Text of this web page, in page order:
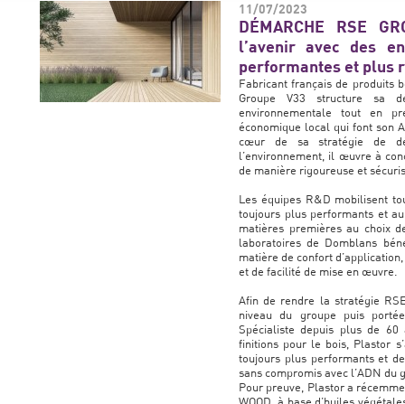
11/07/2023
DÉMARCHE RSE
l’avenir avec des
performantes et plus
Fabricant français de produits
Groupe V33 structure sa
environnementale tout en
économique local qui font son
cœur de sa stratégie de
l’environnement, il œuvre à
de manière rigoureuse et
Les équipes R&D mobilisent
toujours plus performants et
matières premières au choix
laboratoires de Domblans
matière de confort
et de facilité de mise en œuvre.
Afin de rendre la stratégie
niveau du groupe puis
Spécialiste depuis plus de
finitions pour le bois, Plastor
toujours plus performants et
sans compromis avec l’ADN
Pour preuve, Plastor a